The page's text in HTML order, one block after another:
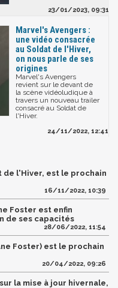
23/01/2023, 09:31
Marvel's Avengers :
une vidéo consacrée
au Soldat de l'Hiver,
on nous parle de ses
origines
Marvel's Avengers
revient sur le devant de
la scène vidéoludique à
travers un nouveau trailer
consacré au Soldat de
l'Hiver.
24/11/2022, 12:41
de l'Hiver, est le prochain
16/11/2022, 10:39
Foster est enfin
de ses capacités
28/06/2022, 11:54
Foster) est le prochain
20/04/2022, 09:26
la mise à jour hivernale,